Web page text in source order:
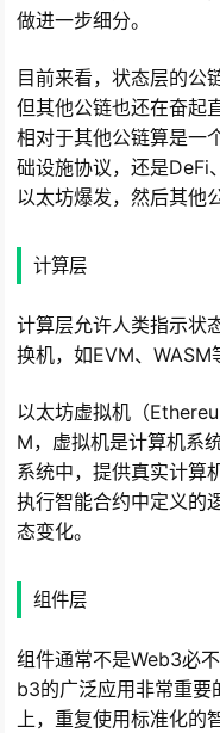
做进一步细分。
目前来看，状态层的公
但其他公链也还在奋起
相对于其他公链算是一
础设施协议，还是DeFi
以太坊爆发，然后其他
计算层
计算层允许人类指示状
换机，如EVM、WASM
以太坊虚拟机（
M，虚拟机是计算机系
系统中，提供真实计算
执行智能合约中定义的
态变化。
组件层
组件通常不是Web3必
b3的广泛应用非常重要
上，重复使用标准化的